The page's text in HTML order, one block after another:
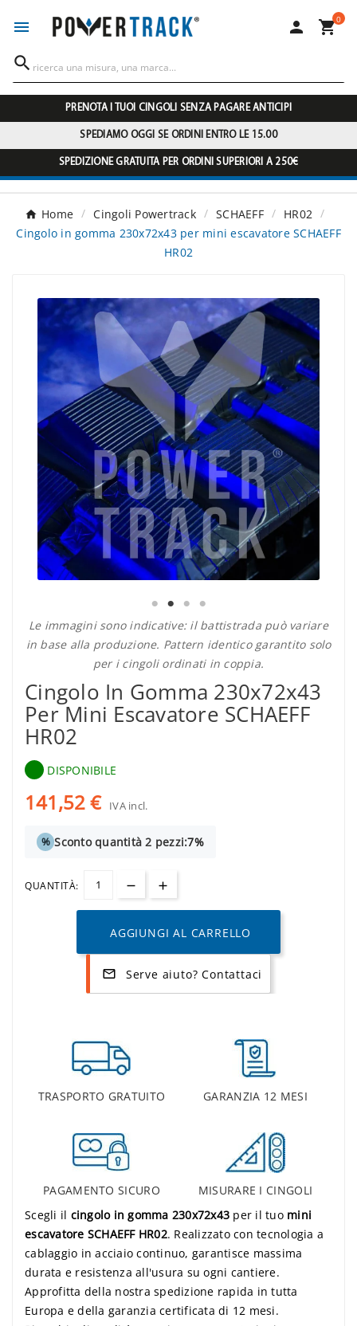
  0

PRENOTA I TUOI CINGOLI SENZA PAGARE ANTICIPI
SPEDIAMO OGGI SE ORDINI ENTRO LE 15.00
SPEDIZIONE GRATUITA PER ORDINI SUPERIORI A 250€
Home Cingoli Powertrack SCHAEFF
HR02
Cingolo in gomma 230x72x43 per mini escavatore SCHAEFF
HR02
Le immagini sono indicative: il battistrada può variare
in base alla produzione. Pattern identico garantito solo
per i cingoli ordinati in coppia.
Cingolo In Gomma 230x72x43
Per Mini Escavatore SCHAEFF
HR02
DISPONIBILE
141,52 € IVA incl.
% Sconto quantità 2 pezzi:7%
QUANTITÀ:
AGGIUNGI AL CARRELLO
mail_outline Serve aiuto? Contattaci
TRASPORTO GRATUITO GARANZIA 12 MESI
PAGAMENTO SICURO
MISURARE I CINGOLI
Scegli il cingolo in gomma 230x72x43 per il tuo mini
escavatore SCHAEFF HR02. Realizzato con tecnologia a
cablaggio in acciaio continuo, garantisce massima
durata e resistenza all'usura su ogni cantiere.
Approfitta della nostra spedizione rapida in tutta
Europa e della garanzia certificata di 12 mesi.